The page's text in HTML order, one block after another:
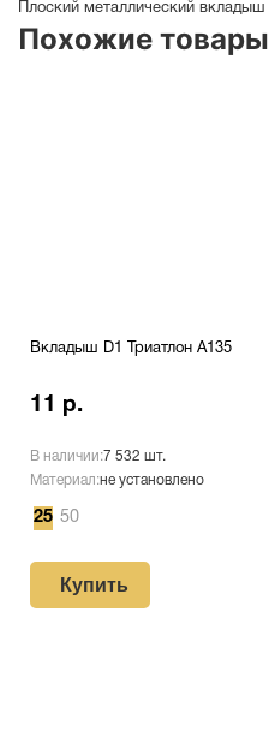
Плоский металлический вкладыш
Похожие товары
Вкладыш D1 Триатлон A135
11 р.
В наличии:7 532 шт.
Материал:не установлено
25 50
Купить